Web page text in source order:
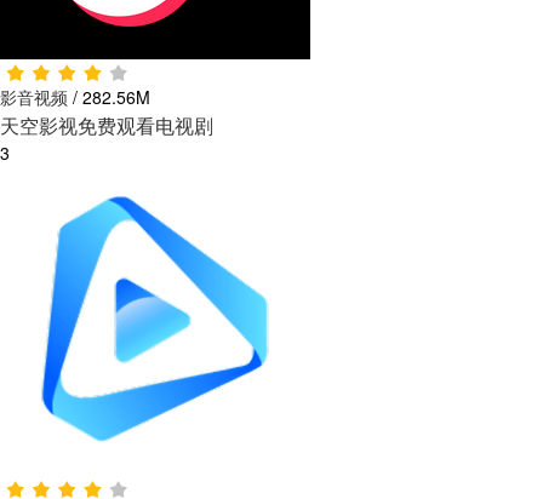
影音视频 / 282.56M
天空影视免费观看电视剧
3